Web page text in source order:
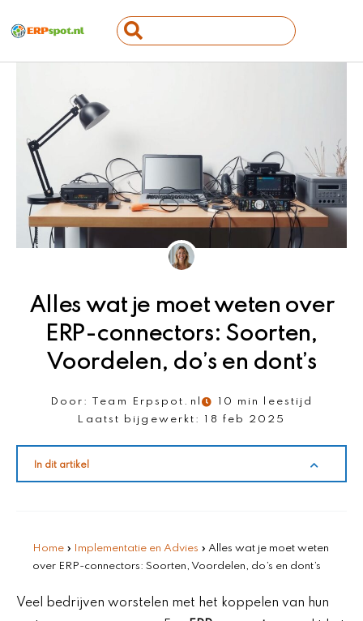
naar
inhoud
Search
...
Alles wat je moet weten over
ERP-connectors: Soorten,
Voordelen, do’s en dont’s
Door: Team Erpspot.nl
10 min leestijd
Laatst bijgewerkt:
18 feb 2025
In dit artikel
Home » Implementatie en Advies » Alles wat je moet weten
over ERP-connectors: Soorten, Voordelen, do’s en dont’s
Veel bedrijven worstelen met het koppelen van hun